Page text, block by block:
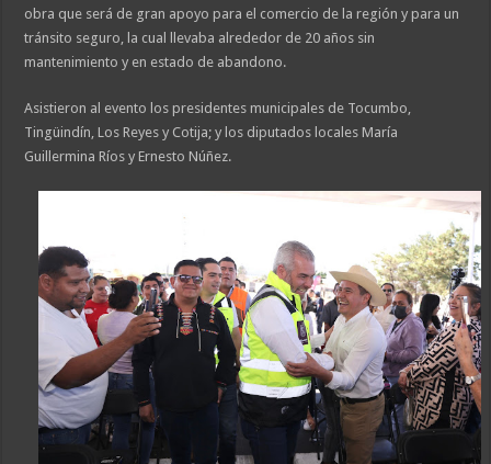
obra que será de gran apoyo para el comercio de la región y para un
tránsito seguro, la cual llevaba alrededor de 20 años sin
mantenimiento y en estado de abandono.
Asistieron al evento los presidentes municipales de Tocumbo,
Tingüindín, Los Reyes y Cotija; y los diputados locales María
Guillermina Ríos y Ernesto Núñez.